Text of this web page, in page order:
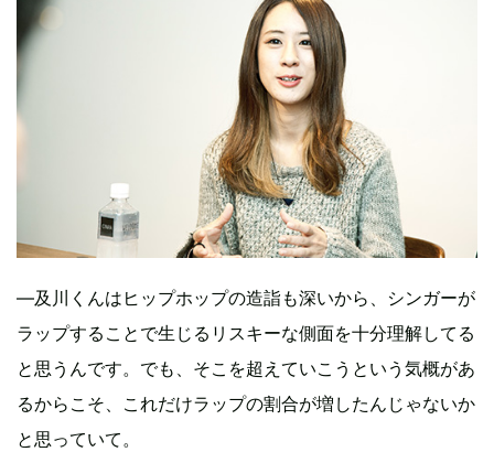
―及川くんはヒップホップの造詣も深いから、シンガーが
ラップすることで生じるリスキーな側面を十分理解してる
と思うんです。でも、そこを超えていこうという気概があ
るからこそ、これだけラップの割合が増したんじゃないか
と思っていて。